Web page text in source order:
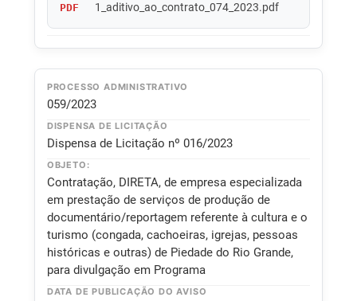
PDF 1_aditivo_ao_contrato_074_2023.pdf
PROCESSO ADMINISTRATIVO
059/2023
DISPENSA DE LICITAÇÃO
Dispensa de Licitação nº 016/2023
OBJETO:
Contratação, DIRETA, de empresa especializada
em prestação de serviços de produção de
documentário/reportagem referente à cultura e o
turismo (congada, cachoeiras, igrejas, pessoas
históricas e outras) de Piedade do Rio Grande,
para divulgação em Programa
DATA DE PUBLICAÇÃO DO AVISO